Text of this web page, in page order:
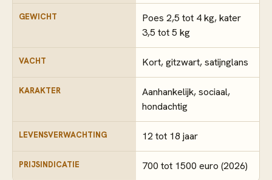
GEWICHT
Poes 2,5 tot 4 kg, kater
3,5 tot 5 kg
VACHT Kort, gitzwart, satijnglans
KARAKTER
Aanhankelijk, sociaal,
hondachtig
LEVENSVERWACHTING 12 tot 18 jaar
PRIJSINDICATIE 700 tot 1500 euro (2026)